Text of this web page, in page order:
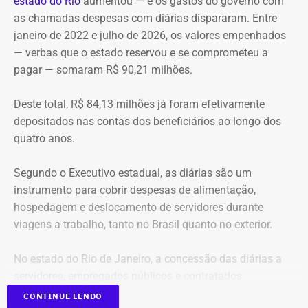
Anac, neste sábado (08), justamente à ocorrência de mais
de um acidente aéreo no Rio, em um curto intervalo de
tempo.
“Eu quero que a Anac tome essas medidas, inclusive com
uma semana ou por duas semanas, ou pelo tempo que
seja necessário para a Anac fazer uma fiscalização mais
intensa nos helipontos, nas aeronaves, na manutenção
dos visitantes que visitam a cidade, dos turistas que
visitam a cidade e da população que circula aqui pela
cidade”, afirmou o prefeito.
acompanhar o trabalho das equipes de resgate. Segundo
Anac e a prefeitura encaminhou um comunicado à
as chamadas despesas com diárias dispararam. Entre
janeiro de 2022 e julho de 2026, os valores empenhados
— verbas que o estado reservou e se comprometeu a
pagar — somaram R$ 90,21 milhões.
Deste total, R$ 84,13 milhões já foram efetivamente
depositados nas contas dos beneficiários ao longo dos
quatro anos.
Segundo o Executivo estadual, as diárias são um
instrumento para cobrir despesas de alimentação,
hospedagem e deslocamento de servidores durante
viagens a trabalho, tanto no Brasil quanto no exterior.
No estado do Rio de Janeiro, a concessão das diárias a
temporários é regulamentada pelos decretos estaduais nº
CONTINUE LENDO